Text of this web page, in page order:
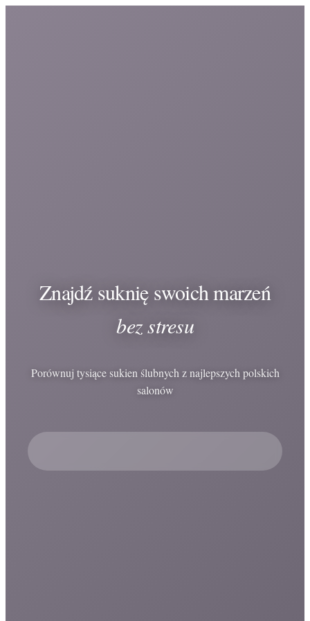
Znajdź suknię swoich marzeń
bez stresu
Porównuj tysiące sukien ślubnych z najlepszych polskich
salonów